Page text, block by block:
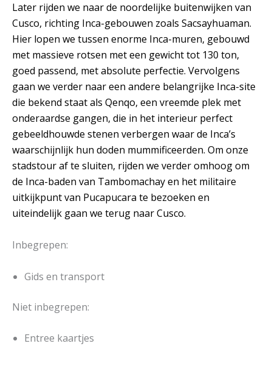
Later rijden we naar de noordelijke buitenwijken van
Cusco, richting Inca-gebouwen zoals Sacsayhuaman.
Hier lopen we tussen enorme Inca-muren, gebouwd
met massieve rotsen met een gewicht tot 130 ton,
goed passend, met absolute perfectie. Vervolgens
gaan we verder naar een andere belangrijke Inca-site
die bekend staat als Qenqo, een vreemde plek met
onderaardse gangen, die in het interieur perfect
gebeeldhouwde stenen verbergen waar de Inca’s
waarschijnlijk hun doden mummificeerden. Om onze
stadstour af te sluiten, rijden we verder omhoog om
de Inca-baden van Tambomachay en het militaire
uitkijkpunt van Pucapucara te bezoeken en
uiteindelijk gaan we terug naar Cusco.
Inbegrepen:
Gids en transport
Niet inbegrepen:
Entree kaartjes